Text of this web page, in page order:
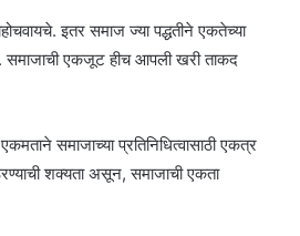
इतर समाज ज्या पद्धतीने एकतेच्या
समाजाची एकजूट हीच आपली खरी ताकद
समाजाच्या प्रतिनिधित्वासाठी एकत्र
शक्यता असून, समाजाची एकता